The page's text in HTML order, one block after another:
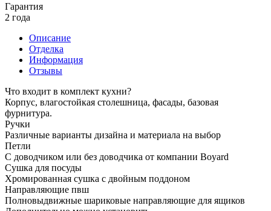
Гарантия
2 года
Описание
Отделка
Информация
Отзывы
Что входит в комплект кухни?
Корпус, влагостойкая столешница, фасады, базовая
фурнитура.
Ручки
Различные варианты дизайна и материала на выбор
Петли
С доводчиком или без доводчика от компании Boyard
Сушка для посуды
Хромированная сушка с двойным поддоном
Направляющие пвш
Полновыдвижные шариковые направляющие для ящиков